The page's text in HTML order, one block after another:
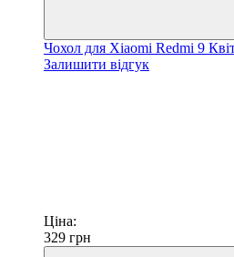
Чохол для Xiaomi Redmi 9
Залишити відгук
Ціна:
329 грн